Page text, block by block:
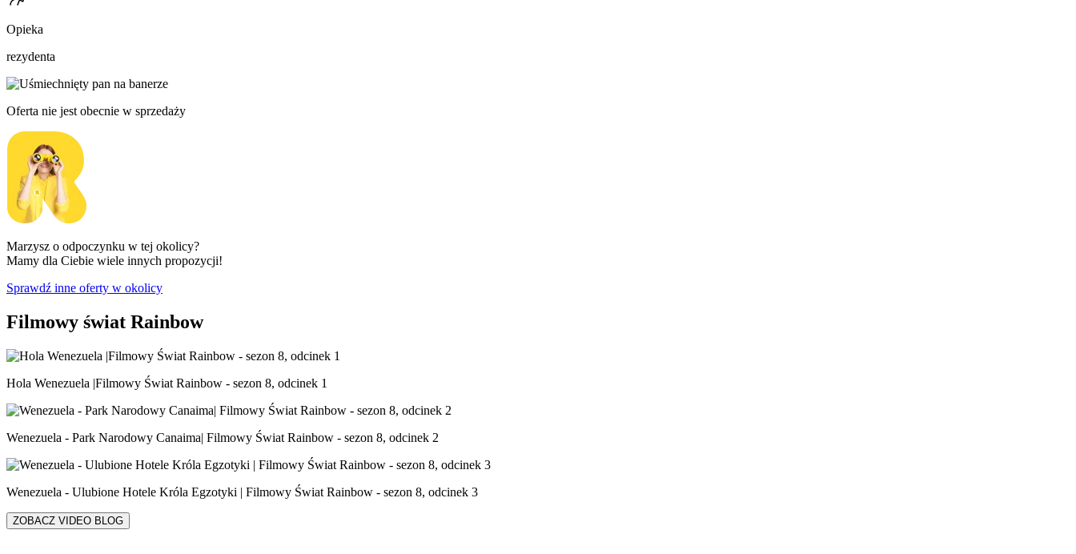
Opieka
rezydenta
Oferta nie jest obecnie w sprzedaży
Marzysz o odpoczynku w tej okolicy?
Mamy dla Ciebie wiele innych propozycji!
Sprawdź inne oferty w okolicy
Filmowy świat Rainbow
Hola Wenezuela |Filmowy Świat Rainbow - sezon 8, odcinek 1
Wenezuela - Park Narodowy Canaima| Filmowy Świat Rainbow - sezon 8, odcinek 2
Wenezuela - Ulubione Hotele Króla Egzotyki | Filmowy Świat Rainbow - sezon 8, odcinek 3
ZOBACZ VIDEO BLOG